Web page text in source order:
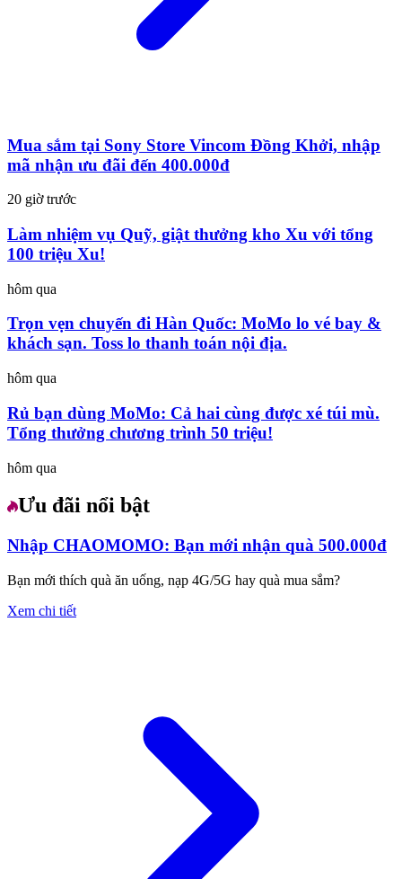
Mua sắm tại Sony Store Vincom Đồng Khởi, nhập
mã nhận ưu đãi đến 400.000đ
20 giờ trước
Làm nhiệm vụ Quỹ, giật thưởng kho Xu với tổng
100 triệu Xu!
hôm qua
Trọn vẹn chuyến đi Hàn Quốc: MoMo lo vé bay &
khách sạn. Toss lo thanh toán nội địa.
hôm qua
Rủ bạn dùng MoMo: Cả hai cùng được xé túi mù.
Tổng thưởng chương trình 50 triệu!
hôm qua
Ưu đãi nổi bật
Nhập CHAOMOMO: Bạn mới nhận quà 500.000đ
Bạn mới thích quà ăn uống, nạp 4G/5G hay quà mua sắm?
Xem chi tiết